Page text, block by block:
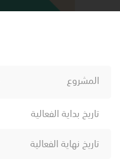
المشروع
تاريخ بداية الفعالية
تاريخ نهاية الفعالية